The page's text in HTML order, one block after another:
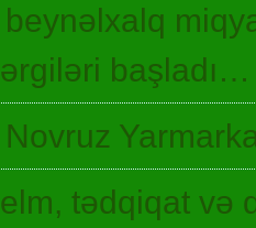
beynəlxalq
başladı…
Novruz
tədqiqat və